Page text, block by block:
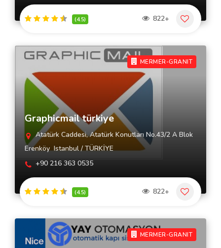
(4.5) 822+
MERMER-GRANIT
Graphicmail türkiye
Atatürk Caddesi, Atatürk Konutları No.43/2 A Blok
Erenköy  Istanbul / TÜRKİYE
+90 216 363 0535
(4.5) 822+
MERMER-GRANIT